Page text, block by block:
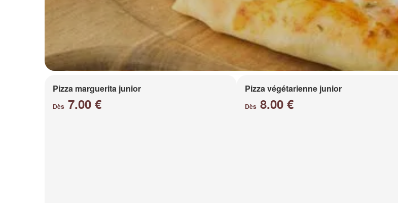
Pizza marguerita junior
Dès 7.00 €
Pizza végétarienne junior
Dès 8.00 €